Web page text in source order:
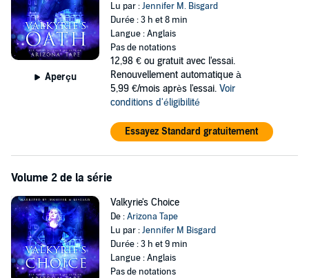
©2019 Arizona Tape (P)2020 Arizona Tape
Aperçu
Lu par :Jennifer M. Bisgard
Durée : 3 h et 8 min
Langue : Anglais
Pas de notations
12,98 € ou gratuit avec l'essai.
Renouvellement automatique à
5,99 €/mois après l'essai. Voir
conditions d'éligibilité
Essayez Standard gratuitement
Volume 2 de la série
Valkyrie's Choice
De :Arizona Tape
Lu par :Jennifer M Bisgard
Durée : 3 h et 9 min
Langue : Anglais
Pas de notations